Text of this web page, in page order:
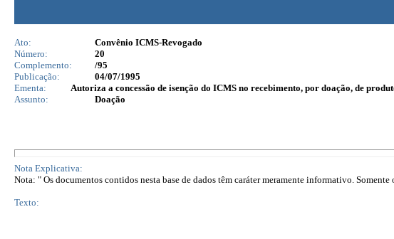
Ato:
Convênio ICMS-Revogado
Número:
20
Complemento:
/95
Publicação:
04/07/1995
Ementa:
Autoriza a concessão de isenção do ICMS no recebimento, por doação, de
Assunto:
Doação
Nota Explicativa:
Nota: " Os documentos contidos nesta base de dados têm caráter meramente informativo.
Texto: